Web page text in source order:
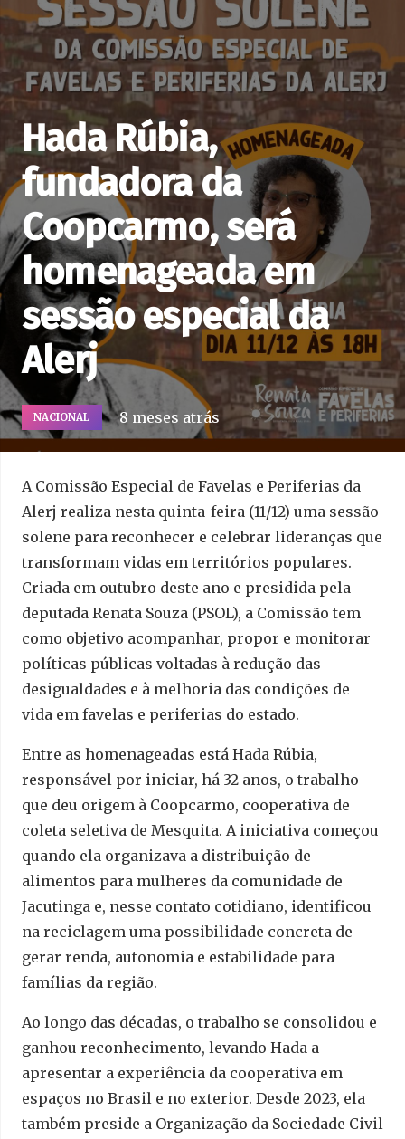
Hada Rúbia,
fundadora da
Coopcarmo, será
homenageada em
sessão especial da
Alerj
NACIONAL 8 meses atrás
A Comissão Especial de Favelas e Periferias da
Alerj realiza nesta quinta-feira (11/12) uma sessão
solene para reconhecer e celebrar lideranças que
transformam vidas em territórios populares.
Criada em outubro deste ano e presidida pela
deputada Renata Souza (PSOL), a Comissão tem
como objetivo acompanhar, propor e monitorar
políticas públicas voltadas à redução das
desigualdades e à melhoria das condições de
vida em favelas e periferias do estado.
Entre as homenageadas está Hada Rúbia,
responsável por iniciar, há 32 anos, o trabalho
que deu origem à Coopcarmo, cooperativa de
coleta seletiva de Mesquita. A iniciativa começou
quando ela organizava a distribuição de
alimentos para mulheres da comunidade de
Jacutinga e, nesse contato cotidiano, identificou
na reciclagem uma possibilidade concreta de
gerar renda, autonomia e estabilidade para
famílias da região.
Ao longo das décadas, o trabalho se consolidou e
ganhou reconhecimento, levando Hada a
apresentar a experiência da cooperativa em
espaços no Brasil e no exterior. Desde 2023, ela
também preside a Organização da Sociedade Civil